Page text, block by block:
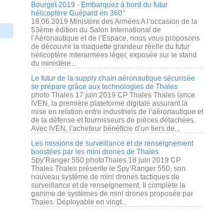
Bourget 2019 - Embarquez à bord du futur
hélicoptère Guépard en 360°
18.06.2019 Ministère des Armées A l’occasion de la
53ème édition du Salon International de
l’Aéronautique et de l’Espace, nous vous proposons
de découvrir la maquette grandeur réelle du futur
hélicoptère interarmées léger, exposée sur le stand
du ministère...
Le futur de la supply chain aéronautique sécurisée
se prépare grâce aux technologies de Thales
photo Thales 17 juin 2019 CP Thales Thales lance
IVEN, la première plateforme digitale assurant la
mise en relation entre industriels de l’aéronautique et
de la défense et fournisseurs de pièces détachées.
Avec IVEN, l’acheteur bénéficie d’un tiers de...
Les missions de surveillance et de renseignement
boostées par les mini drones de Thales
Spy’Ranger 550 photoThales 18 juin 2019 CP
Thales Thales présente le Spy’Ranger 550, son
nouveau système de mini drones tactiques de
surveillance et de renseignement. Il complète la
gamme de systèmes de mini drones proposée par
Thales. Déployable en vingt...